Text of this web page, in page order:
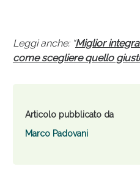
Leggi anche: “Miglior
come scegliere quello
Articolo pubblicato da
Marco Padovani